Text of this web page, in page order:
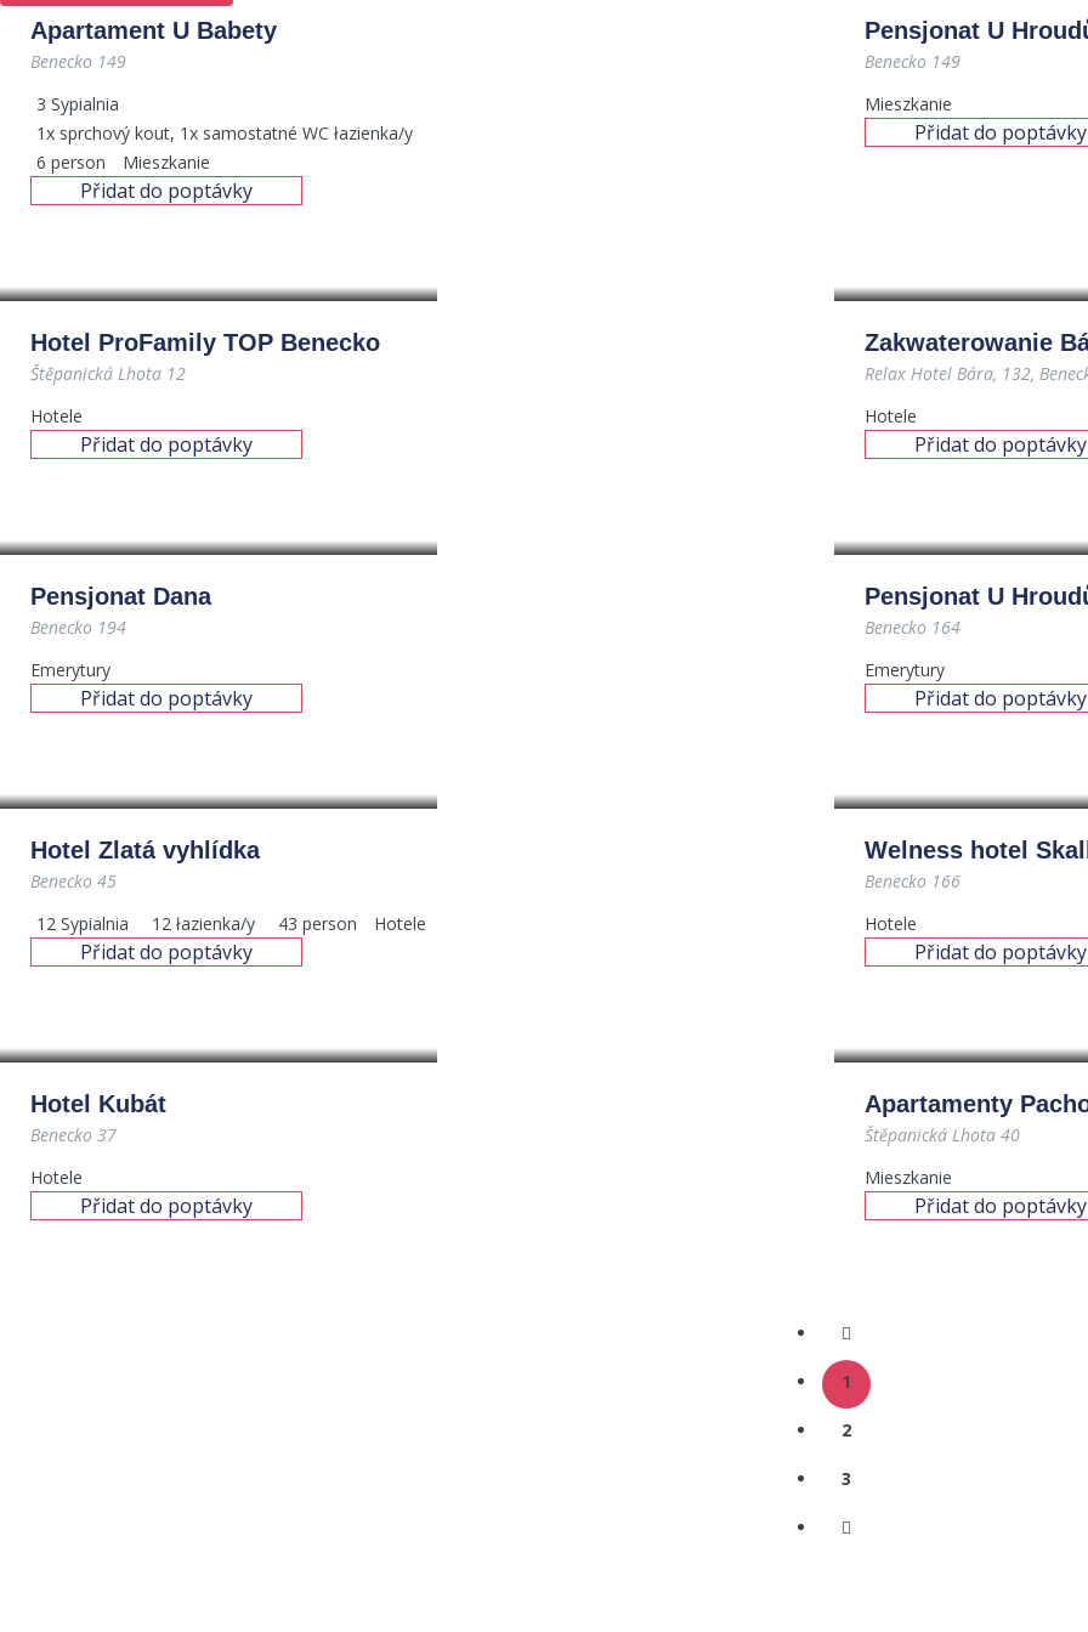
Apartament U Babety
Benecko 149
3 Sypialnia
1x sprchový kout, 1x samostatné WC łazienka/y
6 person Mieszkanie
Přidat do poptávky
Pensjonat U
Benecko 149
Mieszkanie
Přidat do poptávky
Hotel ProFamily TOP Benecko
Štěpanická Lhota 12
Hotele
Přidat do poptávky
Zakwaterowanie
Hotele
Přidat do poptávky
Pensjonat Dana
Benecko 194
Emerytury
Přidat do poptávky
Pensjonat U
Benecko 164
Emerytury
Přidat do poptávky
Hotel Zlatá vyhlídka
Benecko 45
12 Sypialnia 12 łazienka/y 43 person Hotele
Přidat do poptávky
Welness hotel
Benecko 166
Hotele
Přidat do poptávky
Hotel Kubát
Benecko 37
Hotele
Přidat do poptávky
Apartamenty
Štěpanická Lhota 40
Mieszkanie
Přidat do poptávky
1
2
3